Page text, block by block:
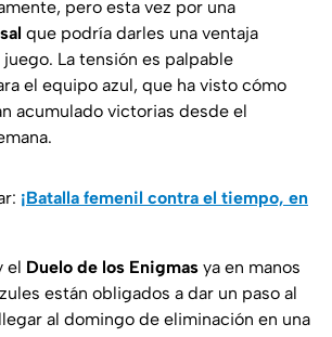
pero esta vez por una
que podría darles una ventaja
La tensión es palpable
el equipo azul, que ha visto cómo
acumulado victorias desde el
¡Batalla femenil contra el tiempo, en
el Duelo de los Enigmas ya en manos
están obligados a dar un paso al
al domingo de eliminación en una